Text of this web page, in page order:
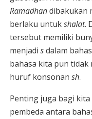
Ramadhandibakukan
berlaku untukshalat.
tersebut memiliki
menjadi sdalam
bahasa kita pun
huruf konsonan sh.
Penting juga bagi
pembeda antara